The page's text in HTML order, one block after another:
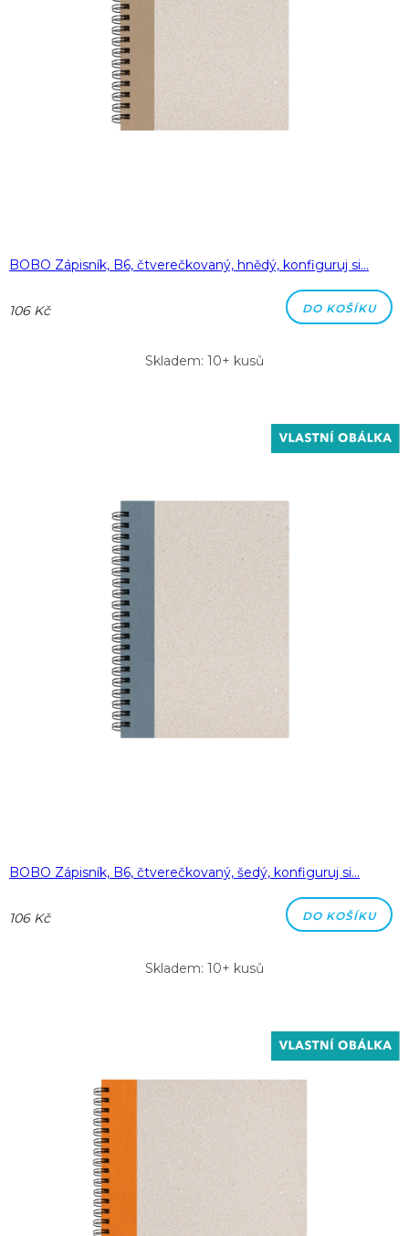
BOBO Zápisník, B6, čtverečkovaný, hnědý, konfiguruj si…
106 Kč DO KOŠÍKU
Skladem: 10+ kusů
BOBO Zápisník, B6, čtverečkovaný, šedý, konfiguruj si…
106 Kč DO KOŠÍKU
Skladem: 10+ kusů